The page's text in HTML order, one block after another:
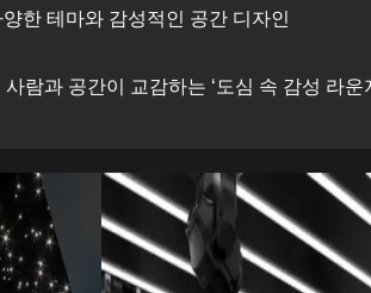
양한 테마와 감성적인 공간 디자인
람과 공간이 교감하는 ‘도심 속 감성 라운